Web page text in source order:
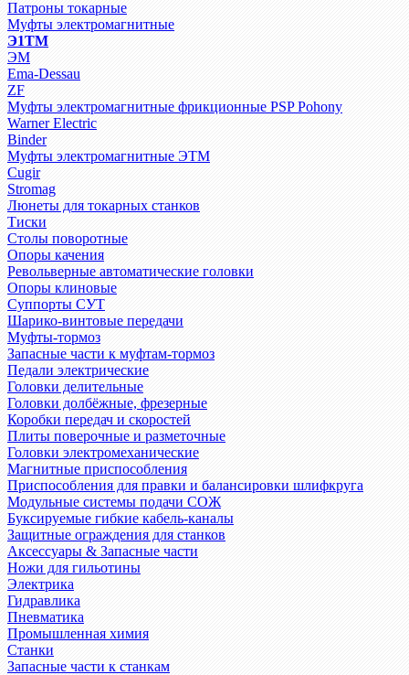
Патроны токарные
Муфты электромагнитные
Э1ТМ
ЭМ
Ema-Dessau
ZF
Муфты электромагнитные фрикционные PSP Pohony
Warner Electric
Binder
Муфты электромагнитные ЭТМ
Cugir
Stromag
Люнеты для токарных станков
Тиски
Столы поворотные
Опоры качения
Револьверные автоматические головки
Опоры клиновые
Суппорты СУТ
Шарико-винтовые передачи
Муфты-тормоз
Запасные части к муфтам-тормоз
Педали электрические
Головки делительные
Головки долбёжные, фрезерные
Коробки передач и скоростей
Плиты поверочные и разметочные
Головки электромеханические
Магнитные приспособления
Приспособления для правки и балансировки шлифкруга
Модульные системы подачи СОЖ
Буксируемые гибкие кабель-каналы
Защитные ограждения для станков
Аксессуары & Запасные части
Ножи для гильотины
Электрика
Гидравлика
Пневматика
Промышленная химия
Станки
Запасные части к станкам